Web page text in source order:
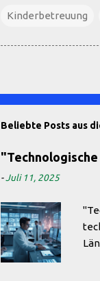
Kinderbetreuung
Beliebte Posts aus
-Juli 11, 2025